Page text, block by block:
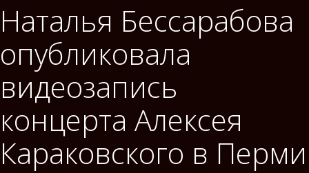
Наталья Бессарабова
опубликовала
видеозапись
концерта Алексея
Караковского в Перми